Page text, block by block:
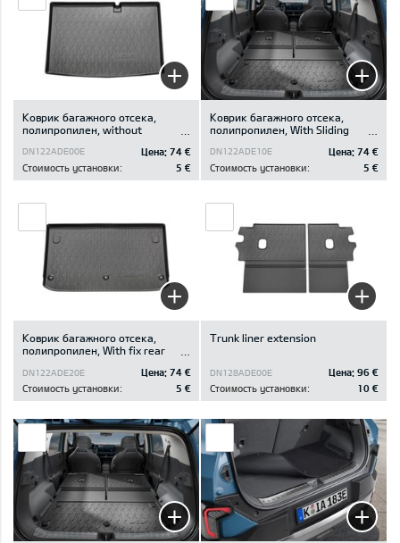
Коврик багажного отсека,
полипропилен, without
DN122ADE00E Цена: 74 €
Стоимость установки:
5 €
Коврик багажного отсека,
полипропилен, With Sliding
DN122ADE10E Цена: 74 €
Стоимость установки:
5 €
Коврик багажного отсека,
полипропилен, With fix rear
DN122ADE20E Цена: 74 €
Стоимость установки:
5 €
Trunk liner extension
DN128ADE00E Цена: 96 €
Стоимость установки:
10 €